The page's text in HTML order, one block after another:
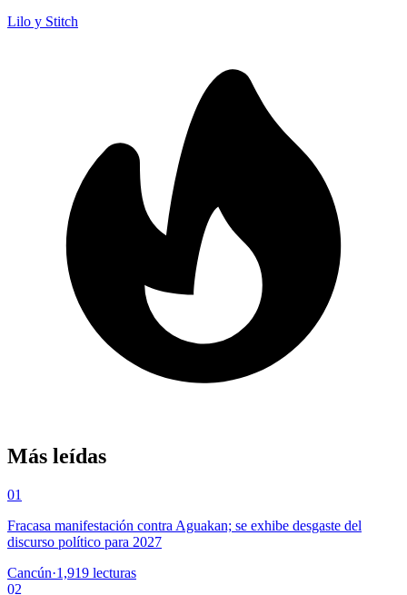
Lilo y Stitch
Más leídas
01
Fracasa manifestación contra Aguakan; se exhibe desgaste del
discurso político para 2027
Cancún·1,919 lecturas
02